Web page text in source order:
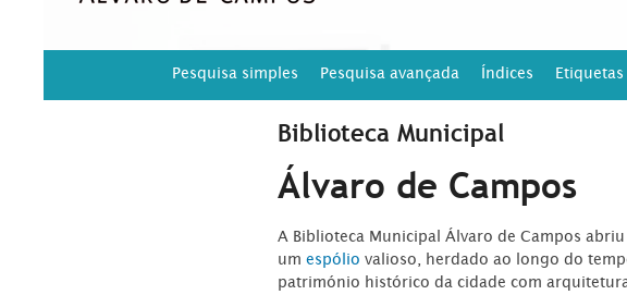
Pesquisa simples Pesquisa avançada Índices Etiquetas
Biblioteca Municipal
Álvaro de Campos
A Biblioteca Municipal Álvaro de Campos
um espólio valioso, herdado ao longo do
património histórico da cidade com